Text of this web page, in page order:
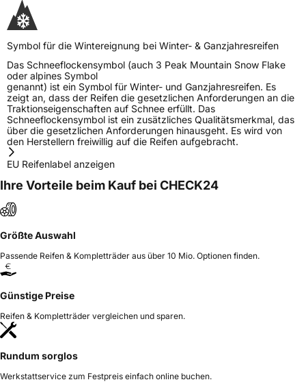
Symbol für die Wintereignung bei Winter- & Ganzjahresreifen
Das Schneeflockensymbol (auch 3 Peak Mountain Snow Flake
oder alpines Symbol
genannt) ist ein Symbol für Winter- und Ganzjahresreifen. Es
zeigt an, dass der Reifen die gesetzlichen Anforderungen an die
Traktionseigenschaften auf Schnee erfüllt. Das
Schneeflockensymbol ist ein zusätzliches Qualitätsmerkmal, das
über die gesetzlichen Anforderungen hinausgeht. Es wird von
den Herstellern freiwillig auf die Reifen aufgebracht.
EU Reifenlabel anzeigen
Ihre Vorteile beim Kauf bei CHECK24
Größte Auswahl
Passende Reifen & Kompletträder aus über 10 Mio. Optionen finden.
Günstige Preise
Reifen & Kompletträder vergleichen und sparen.
Rundum sorglos
Werkstattservice zum Festpreis einfach online buchen.